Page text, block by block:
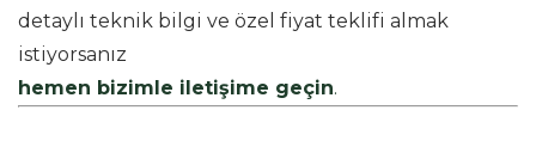
detaylı teknik bilgi ve özel fiyat teklifi almak
istiyorsanız
hemen bizimle iletişime geçin.